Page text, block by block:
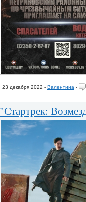
23 декабря 2022 - Валентина -
"Стартрек: